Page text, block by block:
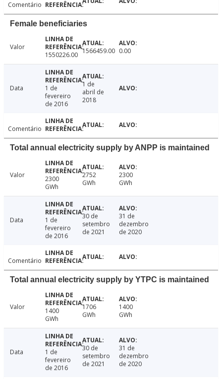
Comentário
Female beneficiaries
Valor
1550226.00 1566459.00 0.00
Data
1 de
fevereiro
de 2016
1 de
abril de
2018
Comentário
Total annual electricity supply by ANPP is maintained
Valor
2300
GWh
2752
GWh
2300
GWh
Data
1 de
fevereiro
de 2016
30 de
setembro
de 2021
31 de
dezembro
de 2020
Comentário
Total annual electricity supply by YTPC is maintained
Valor
1400
GWh
1706
GWh
1400
GWh
Data
1 de
fevereiro
de 2016
30 de
setembro
de 2021
31 de
dezembro
de 2020